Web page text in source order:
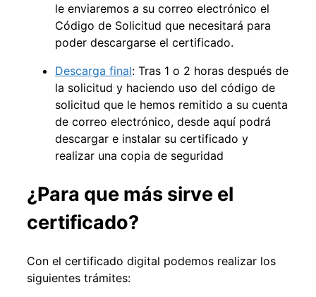
le enviaremos a su correo electrónico el
Código de Solicitud que necesitará para
poder descargarse el certificado.
Descarga final: Tras 1 o 2 horas después de
la solicitud y haciendo uso del código de
solicitud que le hemos remitido a su cuenta
de correo electrónico, desde aquí podrá
descargar e instalar su certificado y
realizar una copia de seguridad
¿Para que más sirve el
certificado?
Con el certificado digital podemos realizar los
siguientes trámites: